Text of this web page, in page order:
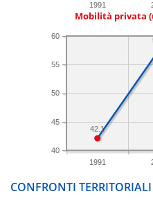
1991
Mobilità privata
1991
40
45
50
55
60
42.1
CONFRONTI